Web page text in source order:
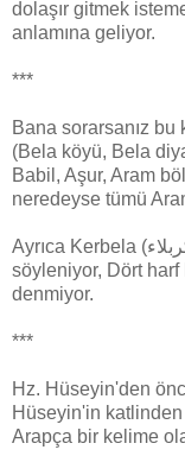
dolaşır gitmek
anlamına geliyor.
***
Bana sorarsanız
(Bela köyü, Bela
Babil, Aşur, Aram
neredeyse tümü
Ayrıca Kerbela (كربلاء) (yani Aramca kalıbındaki gibi)
söyleniyor, Dört
denmiyor.
***
Hz. Hüseyin'den
Hüseyin'in
Arapça bir kelime